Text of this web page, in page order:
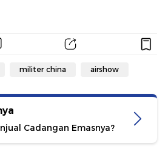
militer china airshow
Cadangan Emasnya?